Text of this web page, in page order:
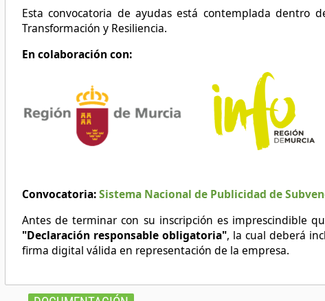
Esta convocatoria de ayudas está contemplada dentro
Transformación y Resiliencia.
En colaboración con:
Convocatoria:Sistema Nacional de Publicidad de
Antes de terminar con su inscripción es imprescindible
"Declaración responsable obligatoria", la cual deberá
firma digital válida en representación de la empresa.